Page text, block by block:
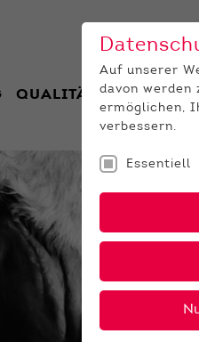
QUALITÄT
Auf unserer
davon werden
ermöglichen,
verbessern.
Essentiell